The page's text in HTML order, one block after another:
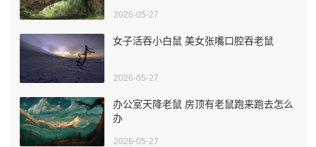
2026-05-27
女子活吞小白鼠 美女张嘴口腔吞老鼠
2026-05-27
办公室天降老鼠 房顶有老鼠跑来跑去怎么
办
2026-05-27